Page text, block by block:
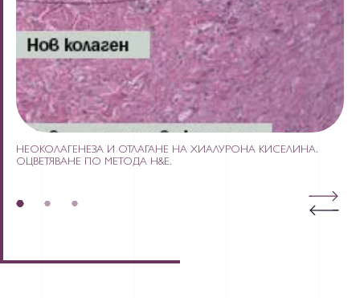
НЕОКОЛАГЕНЕЗА И ОТЛАГАНЕ НА ХИАЛУРОНА КИСЕЛИНА.
ОЦВЕТЯВАНЕ ПО МЕТОДА H&E.